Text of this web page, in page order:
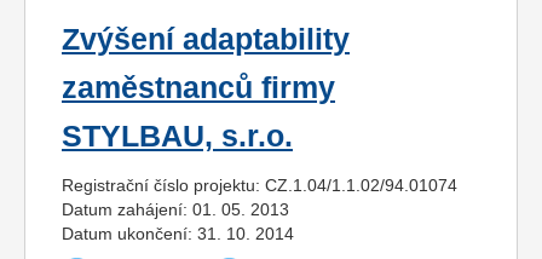
Zvýšení adaptability
zaměstnanců firmy
STYLBAU, s.r.o.
Registrační číslo projektu: CZ.1.04/1.1.02/94.01074
Datum zahájení: 01. 05. 2013
Datum ukončení: 31. 10. 2014